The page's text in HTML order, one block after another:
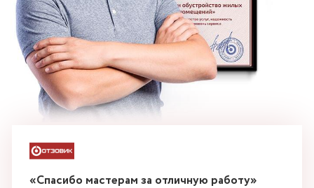
«Спасибо мастерам за отличную работу»